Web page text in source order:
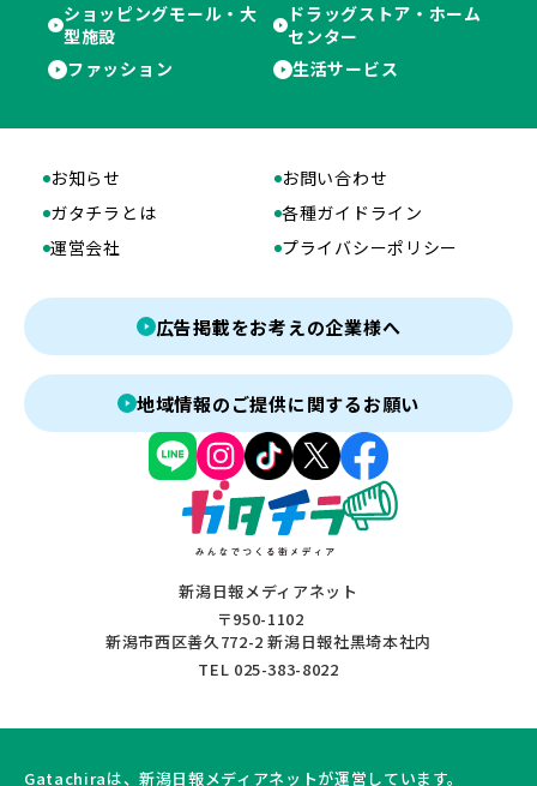
ショッピングモール・大
型施設
ドラッグストア・ホーム
センター
ファッション
生活サービス
新潟日報メディアネット
〒950-1102
新潟市西区善久772-2 新潟日報社黒埼本社内
TEL 025-383-8022
お知らせ
お問い合わせ
ガタチラとは
各種ガイドライン
運営会社
プライバシーポリシー
広告掲載をお考えの企業様へ
地域情報のご提供に関するお願い
Gatachiraは、新潟日報メディアネットが運営しています。